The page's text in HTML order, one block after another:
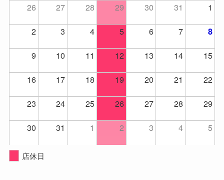
26 27 28 29 30 31
1
2
3 4 5 6 7 8
9 10 11 12 13 14
15
16
17 18 19 20 21
22
23
24 25 26 27 28
29
30
31 1 2 3 4 5
店休日